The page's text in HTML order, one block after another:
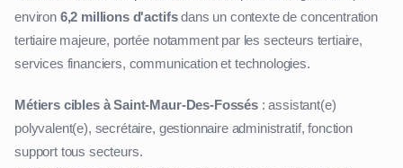
environ 6,2 millions d'actifsdans un contexte de concentration
tertiaire majeure, portée notamment par les secteurs tertiaire,
services financiers, communication et technologies.
Métiers cibles à Saint-Maur-Des-Fossés: assistant(e)
polyvalent(e), secrétaire, gestionnaire administratif, fonction
support tous secteurs.